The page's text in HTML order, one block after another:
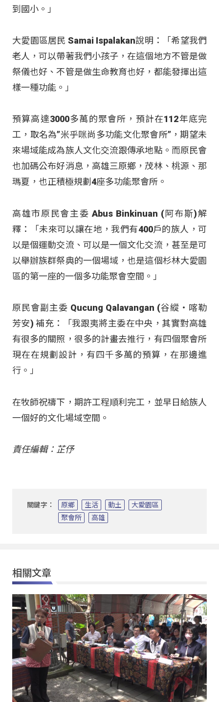
到國小。」
大愛園區居民 Samai Ispalakan說明：「希望我們
老人，可以帶著我們小孩子，在這個地方不管是做
祭儀也好、不管是做生命教育也好，都能發揮出這
樣一種功能。」
預算高達3000多萬的聚會所，預計在112年底完
工，取名為”米乎咪尚多功能文化聚會所”，期望未
來場域能成為族人文化交流跟傳承地點。而原民會
也加碼公布好消息，高雄三原鄉，茂林、桃源、那
瑪夏，也正積極規劃4座多功能聚會所。
高雄市原民會主委 Abus Binkinuan (阿布斯)解
釋：「未來可以讓在地，我們有400戶的族人，可
以是個運動交流、可以是一個文化交流，甚至是可
以舉辦族群祭典的一個場域，也是這個杉林大愛園
區的第一座的一個多功能聚會空間。」
原民會副主委 Qucung Qalavangan (谷縱‧喀勒
芳安) 補充：「我跟夷將主委在中央，其實對高雄
有很多的關照，很多的計畫去推行，有四個聚會所
現在在規劃設計，有四千多萬的預算，在那邊進
行。」
在牧師祝禱下，期許工程順利完工，並早日給族人
一個好的文化場域空間。
責任編輯：芷伃
關鍵字： 原鄉 生活 動土
大愛園區
聚會所
高雄
相關文章